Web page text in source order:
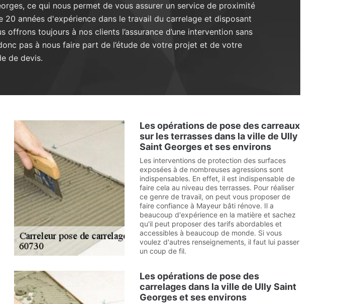
ce qui nous permet de vous assurer un service de proximité
années d'expérience dans le travail du carrelage et disposant
toujours à nos clients l’assurance d’une intervention sans
pas à nous faire part de l’étude de votre projet et de votre
de devis.
Les opérations de pose des carreaux
sur les terrasses dans la ville de Ully
Saint Georges et ses environs
Les interventions de protection des surfaces
exposées à de nombreuses agressions sont
indispensables. En effet, il est indispensable de
faire cela au niveau des terrasses. Pour réaliser
ce genre de travail, on peut vous proposer de
faire confiance à Mayeur bâti rénove. Il a
beaucoup d'expérience en la matière et sachez
qu'il peut proposer des tarifs abordables et
accessibles à beaucoup de monde. Si vous
voulez d'autres renseignements, il faut lui passer
un coup de fil.
Les opérations de pose des
carrelages dans la ville de Ully Saint
Georges et ses environs